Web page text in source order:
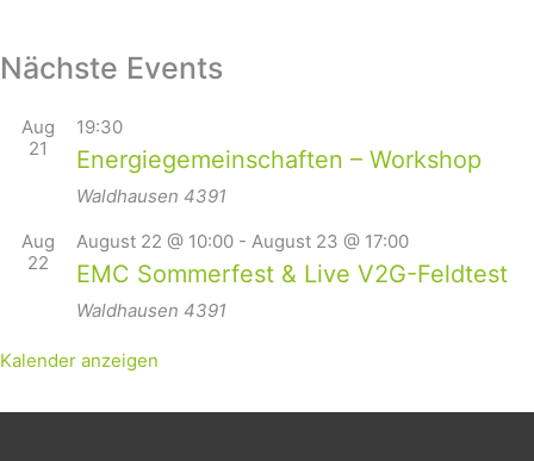
Nächste Events
Aug
21
19:30
Energiegemeinschaften – Workshop
Waldhausen 4391
Aug
22
August 22 @ 10:00 - August 23 @ 17:00
EMC Sommerfest & Live V2G-Feldtest
Waldhausen 4391
Kalender anzeigen